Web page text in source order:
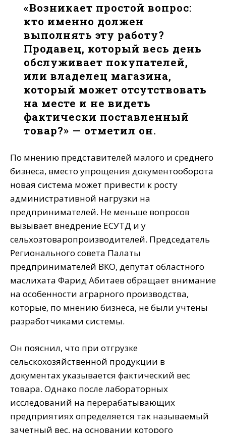
«Возникает простой вопрос:
кто именно должен
выполнять эту работу?
Продавец, который весь день
обслуживает покупателей,
или владелец магазина,
который может отсутствовать
на месте и не видеть
фактически поставленный
товар?» — отметил он.
По мнению представителей малого и среднего
бизнеса, вместо упрощения документооборота
новая система может привести к росту
административной нагрузки на
предпринимателей. Не меньше вопросов
вызывает внедрение ЕСУТД и у
сельхозтоваропроизводителей. Председатель
Регионального совета Палаты
предпринимателей ВКО, депутат областного
маслихата Фарид Абитаев обращает внимание
на особенности аграрного производства,
которые, по мнению бизнеса, не были учтены
разработчиками системы.
Он пояснил, что при отгрузке
сельскохозяйственной продукции в
документах указывается фактический вес
товара. Однако после лабораторных
исследований на перерабатывающих
предприятиях определяется так называемый
зачетный вес, на основании которого